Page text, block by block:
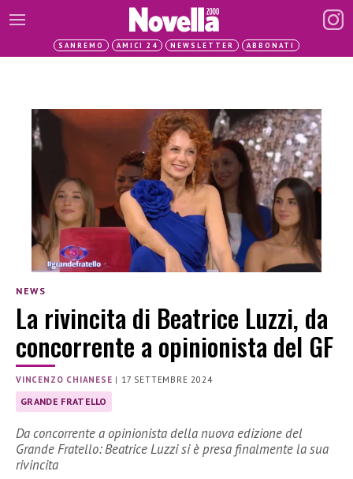
SANREMO AMICI 24 NEWSLETTER ABBONATI
NEWS
La rivincita di Beatrice Luzzi, da
concorrente a opinionista del GF
VINCENZO CHIANESE | 17 SETTEMBRE 2024
GRANDE FRATELLO
Da concorrente a opinionista della nuova edizione del
Grande Fratello: Beatrice Luzzi si è presa finalmente la sua
rivincita